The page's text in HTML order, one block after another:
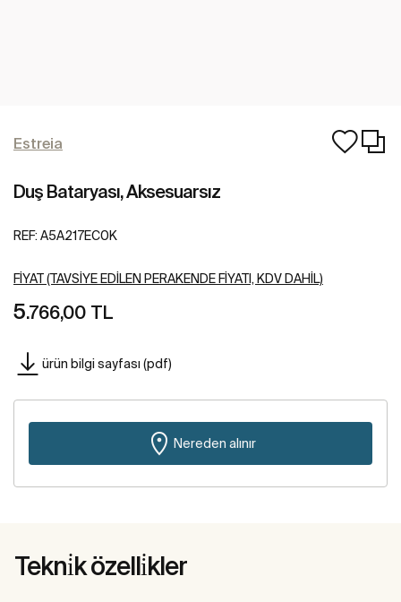
Estreia
Duş Bataryası, Aksesuarsız
REF: A5A217EC0K
FIYAT (TAVSIYE EDILEN PERAKENDE FIYATI, KDV DAHIL)
5.766,00 TL
ürün bilgi sayfası (pdf)
Nereden alınır
Tekni̇k özelli̇kler